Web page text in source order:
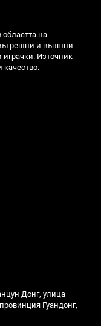
областта на
и външни
играчки. Източник
качество.
Донг, улица
Гуандонг,